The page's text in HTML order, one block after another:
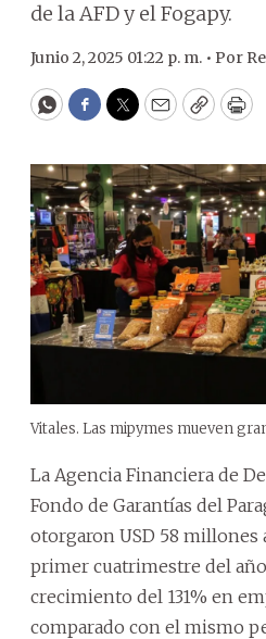
de la AFD y el Fogapy.
Junio 2, 2025 01:22 p. m. • Por
WhatsApp
Facebook
Twitter
EmailCopy
Vitales. Las mipymes mueven
La Agencia Financiera de
Fondo de Garantías del
otorgaron USD 58 millones
primer cuatrimestre del
crecimiento del 131% en
comparado con el mismo